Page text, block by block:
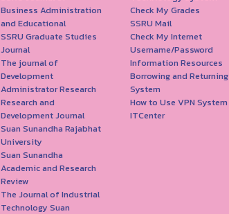
Business Administration
and Educational
SSRU Graduate Studies
Journal
The journal of
Development
Administrator Research
Research and
Development Journal
Suan Sunandha Rajabhat
University
Suan Sunandha
Academic and Research
Review
The Journal of Industrial
Technology Suan
Check My Grades
SSRU Mail
Check My Internet
Username/Password
Information Resources
Borrowing and Returning
System
How to Use VPN System
ITCenter